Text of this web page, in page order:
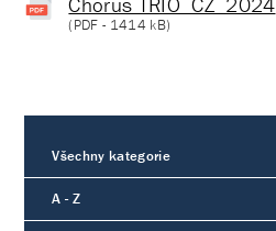
(PDF - 1414 kB)
Všechny kategorie
A - Z